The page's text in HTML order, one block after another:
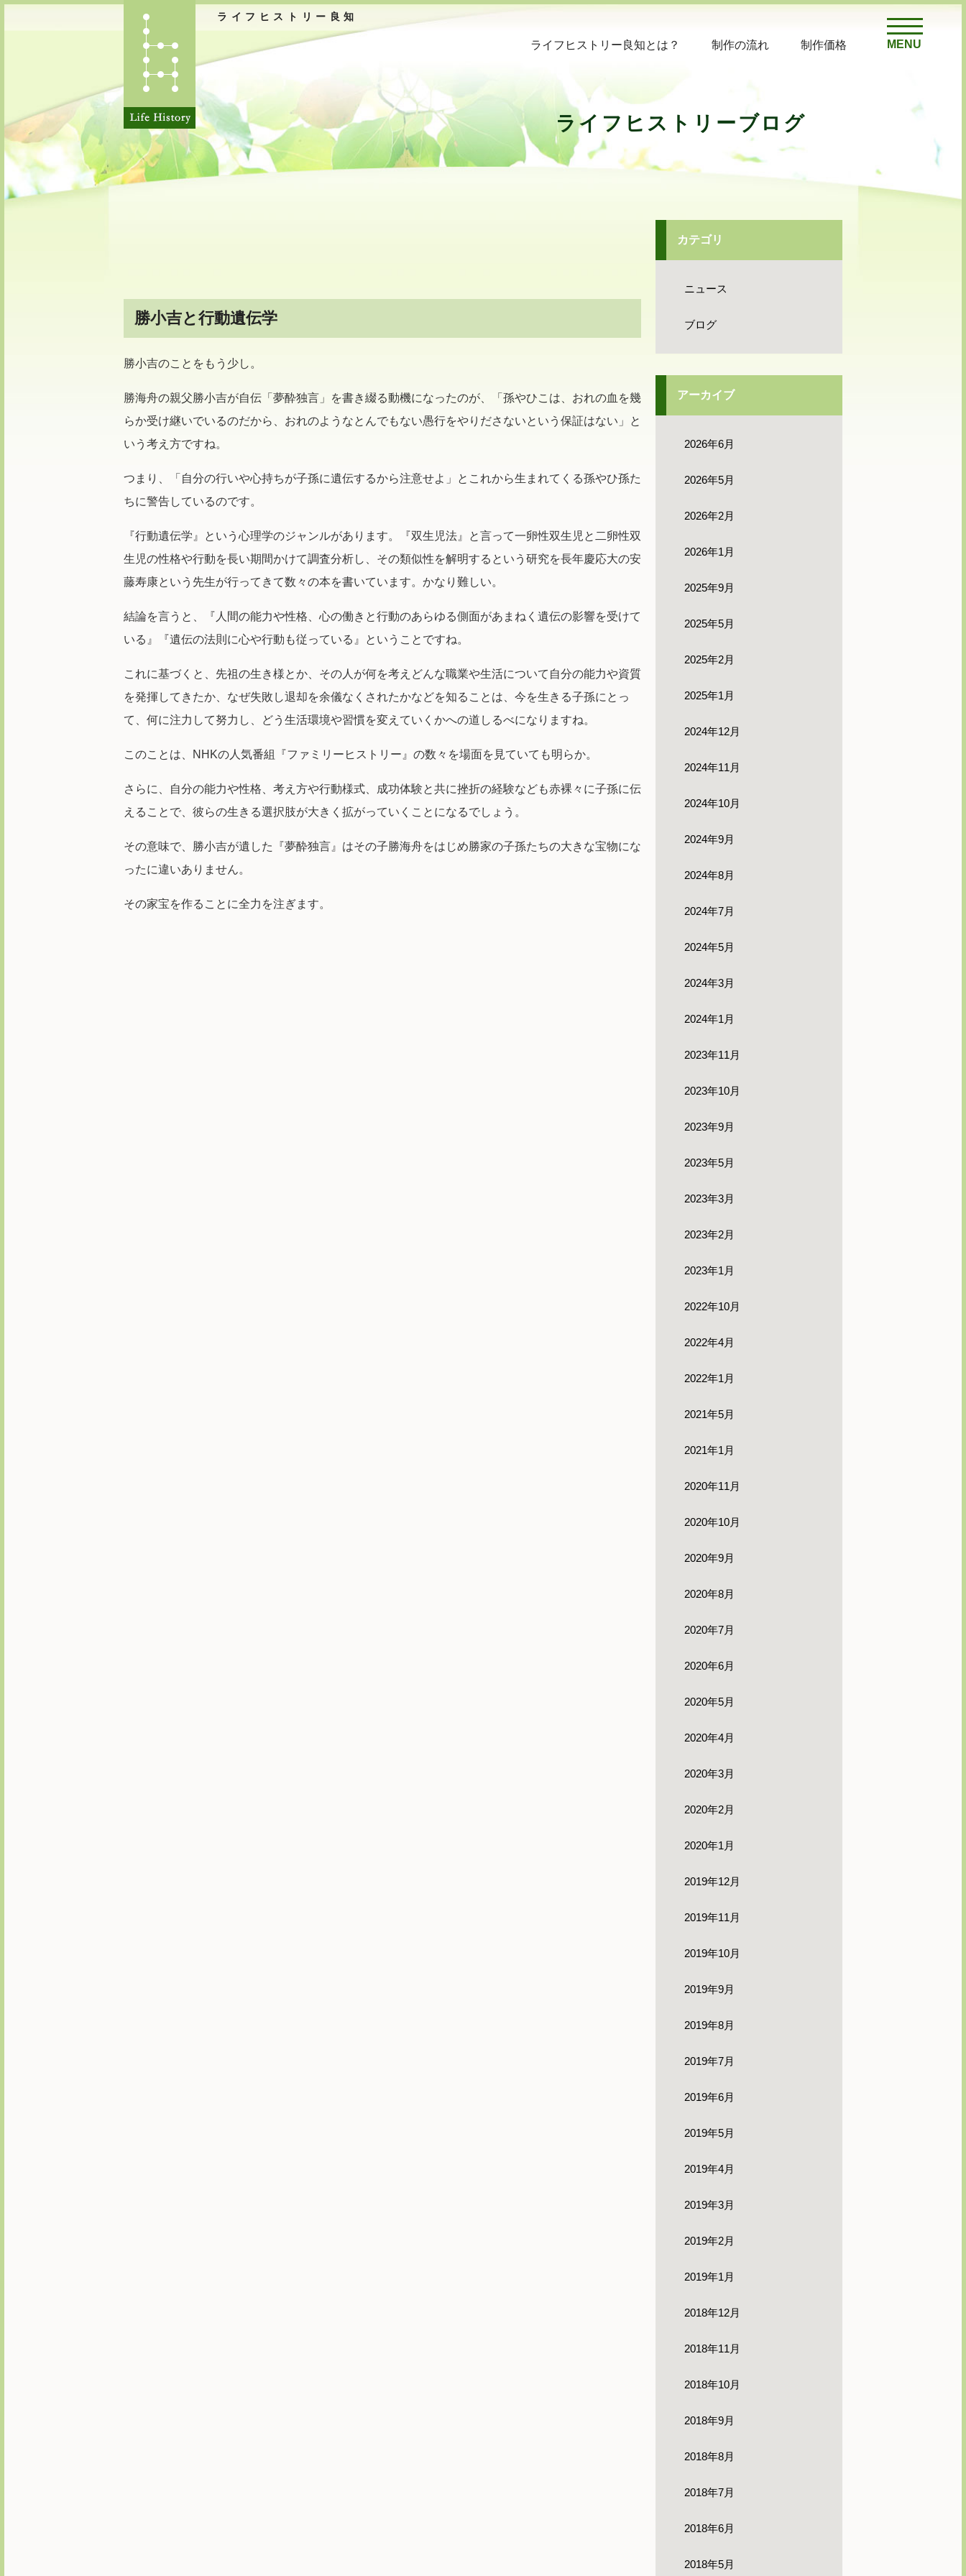
ライフヒストリー良知
MENU
ライフヒストリー良知とは？ 制作の流れ 制作価格
ライフヒストリーブログ
勝小吉と行動遺伝学
勝小吉のことをもう少し。
勝海舟の親父勝小吉が自伝「夢酔独言」を書き綴る動機になったのが、「孫やひこは、おれの血を幾
らか受け継いでいるのだから、おれのようなとんでもない愚行をやりださないという保証はない」と
いう考え方ですね。
つまり、「自分の行いや心持ちが子孫に遺伝するから注意せよ」とこれから生まれてくる孫やひ孫た
ちに警告しているのです。
『行動遺伝学』という心理学のジャンルがあります。『双生児法』と言って一卵性双生児と二卵性双
生児の性格や行動を長い期間かけて調査分析し、その類似性を解明するという研究を長年慶応大の安
藤寿康という先生が行ってきて数々の本を書いています。かなり難しい。
結論を言うと、『人間の能力や性格、心の働きと行動のあらゆる側面があまねく遺伝の影響を受けて
いる』『遺伝の法則に心や行動も従っている』ということですね。
これに基づくと、先祖の生き様とか、その人が何を考えどんな職業や生活について自分の能力や資質
を発揮してきたか、なぜ失敗し退却を余儀なくされたかなどを知ることは、今を生きる子孫にとっ
て、何に注力して努力し、どう生活環境や習慣を変えていくかへの道しるべになりますね。
このことは、NHKの人気番組『ファミリーヒストリー』の数々を場面を見ていても明らか。
さらに、自分の能力や性格、考え方や行動様式、成功体験と共に挫折の経験なども赤裸々に子孫に伝
えることで、彼らの生きる選択肢が大きく拡がっていくことになるでしょう。
その意味で、勝小吉が遺した『夢酔独言』はその子勝海舟をはじめ勝家の子孫たちの大きな宝物にな
ったに違いありません。
その家宝を作ることに全力を注ぎます。
カテゴリ
ニュース
ブログ
アーカイブ
2026年6月
2026年5月
2026年2月
2026年1月
2025年9月
2025年5月
2025年2月
2025年1月
2024年12月
2024年11月
2024年10月
2024年9月
2024年8月
2024年7月
2024年5月
2024年3月
2024年1月
2023年11月
2023年10月
2023年9月
2023年5月
2023年3月
2023年2月
2023年1月
2022年10月
2022年4月
2022年1月
2021年5月
2021年1月
2020年11月
2020年10月
2020年9月
2020年8月
2020年7月
2020年6月
2020年5月
2020年4月
2020年3月
2020年2月
2020年1月
2019年12月
2019年11月
2019年10月
2019年9月
2019年8月
2019年7月
2019年6月
2019年5月
2019年4月
2019年3月
2019年2月
2019年1月
2018年12月
2018年11月
2018年10月
2018年9月
2018年8月
2018年7月
2018年6月
2018年5月